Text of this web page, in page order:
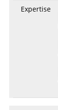
Expertise